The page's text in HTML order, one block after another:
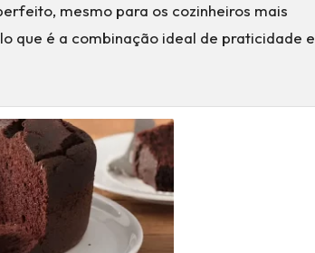
mesmo para os cozinheiros mais
que é a combinação ideal de praticidade e